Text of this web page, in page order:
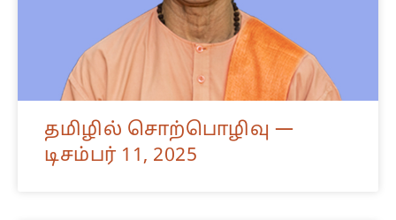
தமிழில் சொற்பொழிவு —
டிசம்பர் 11, 2025